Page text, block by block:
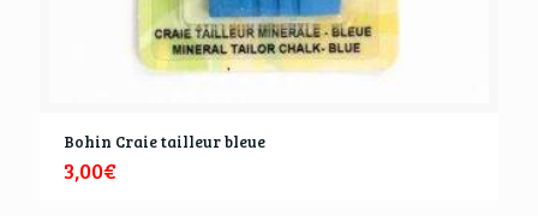
Bohin Craie tailleur bleue
3,00€